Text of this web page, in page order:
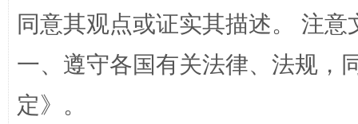
解纷+调解+退费，一次搞定
同意其观点或证实其描述。 注
一、遵守各国有关法律、法规，
定》。